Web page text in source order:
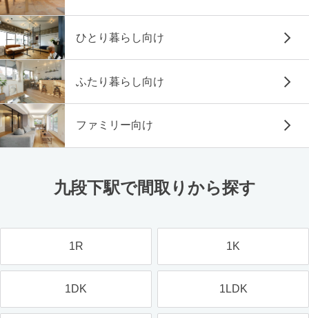
ひとり暮らし向け
ふたり暮らし向け
ファミリー向け
九段下駅で間取りから探す
1R 1K
1DK 1LDK